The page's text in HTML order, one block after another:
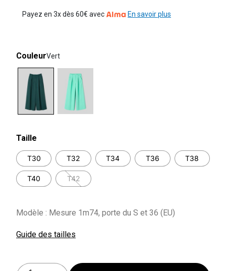
Payez en 3x dès 60€ avec En savoir plus
CouleurVert
Taille
T30 T32 T34 T36 T38
T40 T42
Modèle : Mesure 1m74, porte du S et 36 (EU)
Guide des tailles